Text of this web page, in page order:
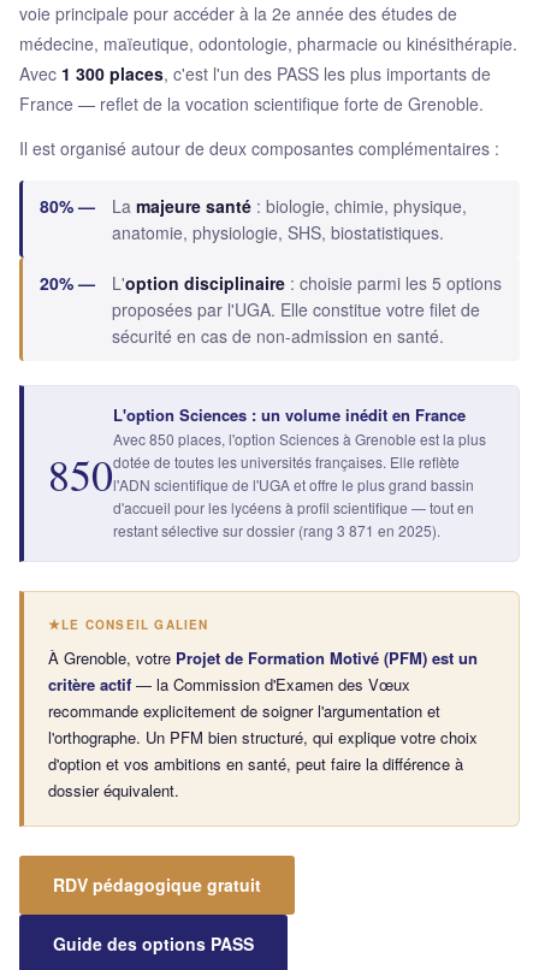
voie principale pour accéder à la 2e année des études de
médecine, maïeutique, odontologie, pharmacie ou kinésithérapie.
Avec 1 300 places, c'est l'un des PASS les plus importants de
France — reflet de la vocation scientifique forte de Grenoble.
Il est organisé autour de deux composantes complémentaires :
80% — La majeure santé : biologie, chimie, physique,
anatomie, physiologie, SHS, biostatistiques.
20% — L'option disciplinaire : choisie parmi les 5 options
proposées par l'UGA. Elle constitue votre filet de
sécurité en cas de non-admission en santé.
850
L'option Sciences : un volume inédit en France
Avec 850 places, l'option Sciences à Grenoble est la plus
dotée de toutes les universités françaises. Elle reflète
l'ADN scientifique de l'UGA et offre le plus grand bassin
d'accueil pour les lycéens à profil scientifique — tout en
restant sélective sur dossier (rang 3 871 en 2025).
LE CONSEIL GALIEN
À Grenoble, votre Projet de Formation Motivé (PFM) est un
critère actif — la Commission d'Examen des Vœux
recommande explicitement de soigner l'argumentation et
l'orthographe. Un PFM bien structuré, qui explique votre choix
d'option et vos ambitions en santé, peut faire la différence à
dossier équivalent.
RDV pédagogique gratuit
Guide des options PASS